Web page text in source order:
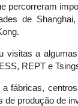
percorreram
de
visitas a
REPT e
fábricas,
de produção de